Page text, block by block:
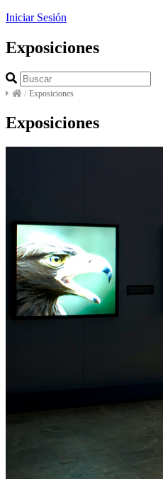
Iniciar Sesión
Exposiciones
/ Exposiciones
Exposiciones